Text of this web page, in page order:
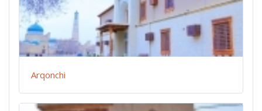
Arqonchi